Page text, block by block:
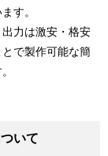
す。
力は激安・格安
で製作可能な簡
いて